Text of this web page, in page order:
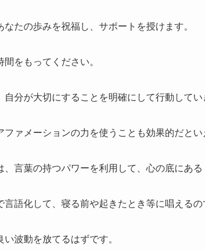
たの歩みを祝福し、サポートを授けます。
をもってください。
自分が大切にすることを明確にして行動してい
ァメーションの力を使うことも効果的だとい
、言葉の持つパワーを利用して、心の底にある
語化して、寝る前や起きたとき等に唱えるの
波動を放てるはずです。